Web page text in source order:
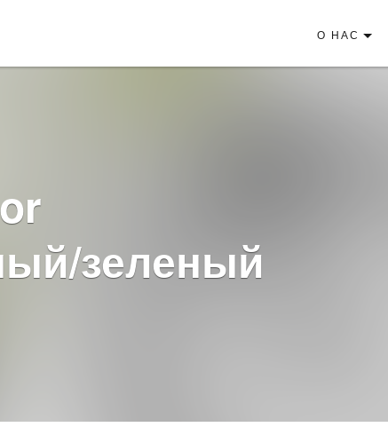
О НАС
зеленый